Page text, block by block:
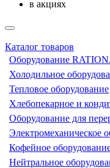
в акциях
Каталог товаров
Оборудование
Холодильное
Тепловое оборудование
Хлебопекарное и
Оборудование для
Электромеханическое
Кофейное
Нейтральное